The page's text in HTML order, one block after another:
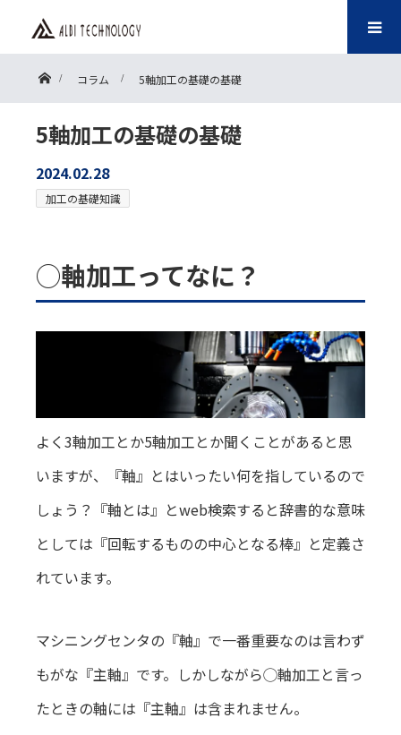
ホームコラム 5軸加工の基礎の基礎
5軸加工の基礎の基礎
2024.02.28
加工の基礎知識
◯軸加工ってなに？
よく3軸加工とか5軸加工とか聞くことがあると思
いますが、『軸』とはいったい何を指しているので
しょう？『軸とは』とweb検索すると辞書的な意味
としては『回転するものの中心となる棒』と定義さ
れています。
マシニングセンタの『軸』で一番重要なのは言わず
もがな『主軸』です。しかしながら◯軸加工と言っ
たときの軸には『主軸』は含まれません。